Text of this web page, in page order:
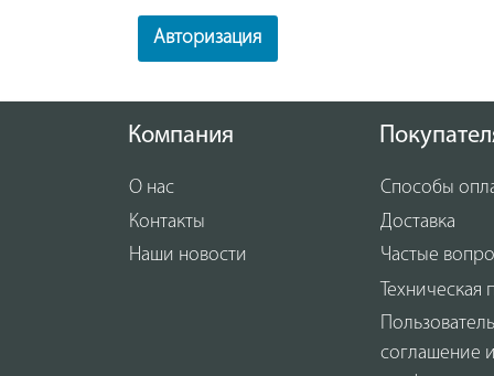
Авторизация
Компания
О нас
Контакты
Наши новости
Способы
Доставка
Частые
соглашение и